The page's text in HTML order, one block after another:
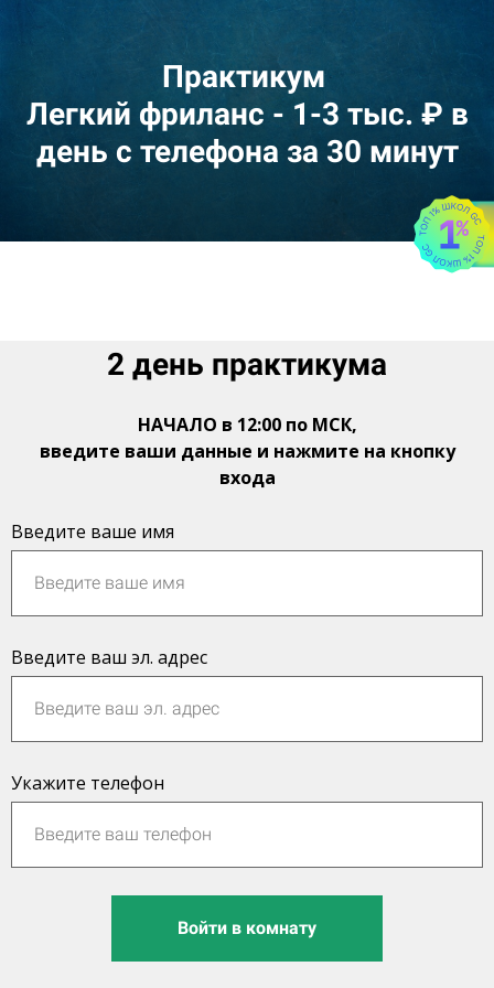
Практикум
Легкий фриланс - 1-3 тыс. ₽ в
день с телефона за 30 минут
2 день практикума
НАЧАЛО в 12:00 по МСК,
введите ваши данные и нажмите на кнопку
входа
Введите ваше имя
Введите ваш эл. адрес
Укажите телефон
Войти в комнату